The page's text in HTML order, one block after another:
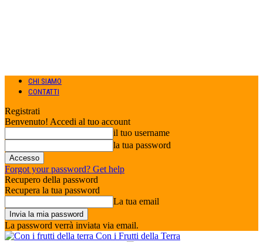
CHI SIAMO
CONTATTI
Registrati
Benvenuto! Accedi al tuo account
il tuo username
la tua password
Forgot your password? Get help
Recupero della password
Recupera la tua password
La tua email
La password verrà inviata via email.
Con i Frutti della Terra